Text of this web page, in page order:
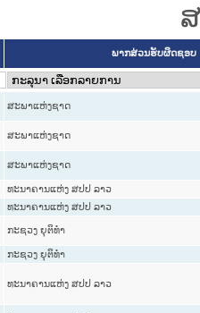
ພາກສ່ວນຮັບຜິດຊອບ
ສະພາແຫ່ງຊາດ
ສະພາແຫ່ງຊາດ
ສະພາແຫ່ງຊາດ
ທະນາຄານແຫ່ງ ສປປ ລາວ
ທະນາຄານແຫ່ງ ສປປ ລາວ
ກະຊວງ ຍຸຕິທໍາ
ກະຊວງ ຍຸຕິທໍາ
ທະນາຄານແຫ່ງ ສປປ ລາວ